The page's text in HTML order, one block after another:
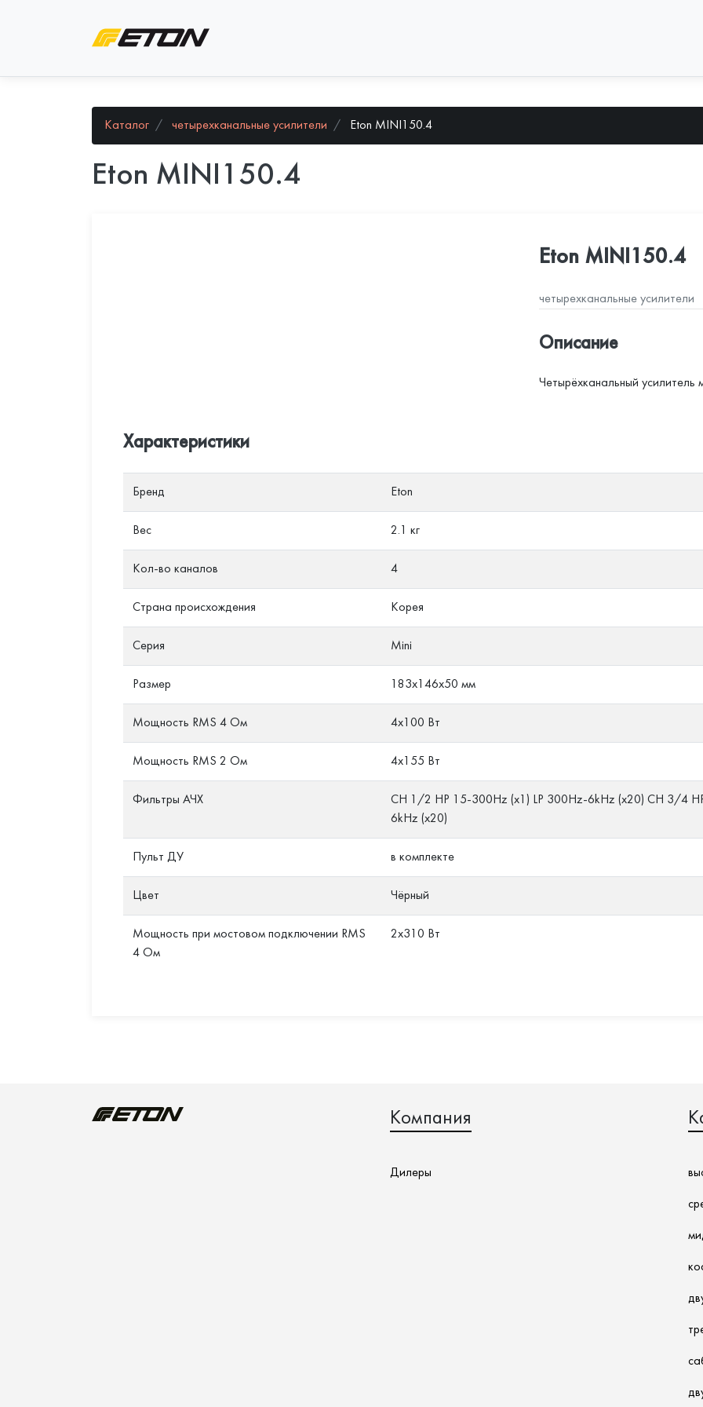
Каталог четырехканальные усилители Eton MINI150.4
Eton MINI150.4
Eton MINI150.4
четырехканальные усилители
Описание
Четырёхканальный усилитель
Характеристики
Бренд Eton
Вес 2.1 кг
Кол-во каналов 4
Страна происхождения Корея
Серия Mini
Размер 183х146х50 мм
Мощность RMS 4 Ом 4х100 Вт
Мощность RMS 2 Ом 4х155 Вт
Фильтры АЧХ
CH 1/2 HP 15-300Hz (x1) LP 300Hz-6kHz (x20) CH 3/4
6kHz (x20)
Пульт ДУ в комплекте
Цвет Чёрный
Мощность при мостовом подключении RMS
4 Ом
2х310 Вт
Компания
Дилеры